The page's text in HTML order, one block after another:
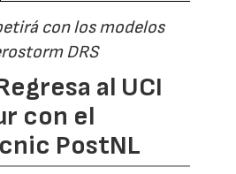
con los modelos
DRS
al UCI
con el
PostNL